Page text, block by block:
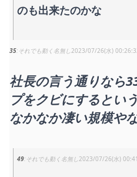
のも出来たのかな
35 それでも動く名無し 2023/07/26(水)
社長の言う通りなら
プをクビにするとい
なかなか凄い規模や
49 それでも動く名無し 2023/07/26(水)